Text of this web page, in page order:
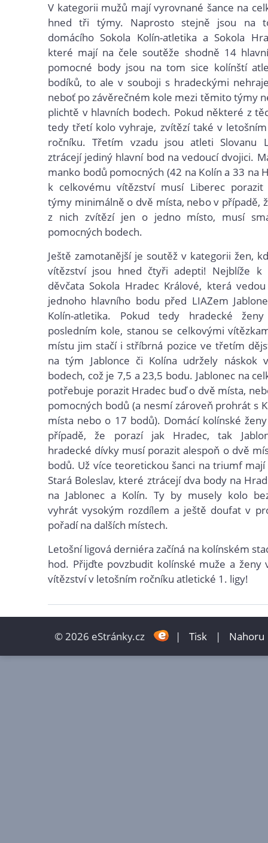
V kategorii mužů mají vyrovnané šance na
hned tři týmy. Naprosto stejně jsou na
domácího Sokola Kolín-atletika a Sokola
které mají na čele soutěže shodně 14
pomocné body jsou na tom sice kolínští
bodíků, to ale v souboji s hradeckými
neboť po závěrečném kole mezi těmito týmy
plichtě v hlavních bodech. Pokud některé z
tedy třetí kolo vyhraje, zvítězí také v
ročníku. Třetím vzadu jsou atleti Slovanu
ztrácejí jediný hlavní bod na vedoucí dvojici.
manko bodů pomocných (42 na Kolín a 33 na
k celkovému vítězství musí Liberec porazit
týmy minimálně o dvě místa, nebo v případě,
z nich zvítězí jen o jedno místo, musí
pomocných bodech.
Ještě zamotanější je soutěž v kategorii žen,
vítězství jsou hned čtyři adepti! Nejblíže k
děvčata Sokola Hradec Králové, která
jednoho hlavního bodu před LIAZem
Kolín-atletika. Pokud tedy hradecké
posledním kole, stanou se celkovými
místu jim stačí i stříbrná pozice ve třetím
na tým Jablonce či Kolína udržely náskok
bodech, což je 7,5 a 23,5 bodu. Jablonec na
potřebuje porazit Hradec buď o dvě místa,
pomocných bodů (a nesmí zároveň prohrát s
místa nebo o 17 bodů). Domácí kolínské
případě, že porazí jak Hradec, tak
hradecké dívky musí porazit alespoň o dvě
bodů. Už více teoretickou šanci na triumf
Stará Boleslav, které ztrácejí dva body na
na Jablonec a Kolín. Ty by musely kolo
vyhrát vysokým rozdílem a ještě doufat v
pořadí na dalších místech.
Letošní ligová derniéra začíná na kolínském
hod. Přijďte povzbudit kolínské muže a ženy
vítězství v letošním ročníku atletické 1. ligy!
© 2026 eStránky.cz | Tisk | Nahoru